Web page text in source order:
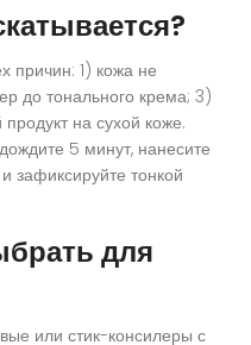
причин: 1) кожа не
до тонального крема; 3)
на сухой коже.
5 минут, нанесите
зафиксируйте тонкой
для
или стик-консилеры с